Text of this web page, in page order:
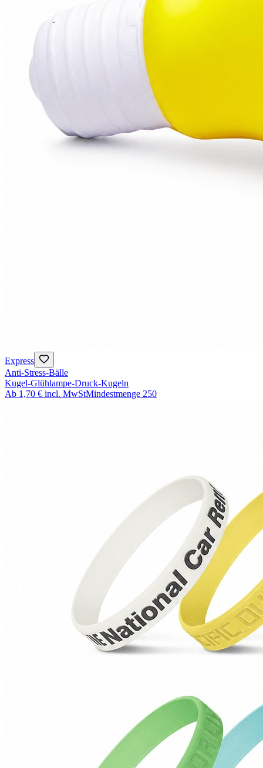
Express
Anti-Stress-Bälle
Kugel-Glühlampe-Druck-Kugeln
Ab 1,70 € incl. MwStMindestmenge 250